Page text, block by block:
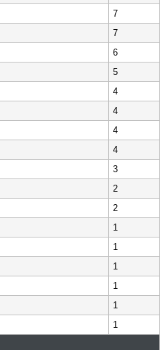
7
7
6
5
4
4
4
4
3
2
2
1
1
1
1
1
1